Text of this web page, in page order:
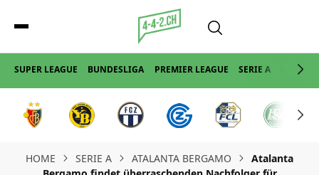
SUPER LEAGUE BUNDESLIGA PREMIER LEAGUE SERIE A LA LIGA
HOME SERIE A ATALANTA BERGAMO
Atalanta